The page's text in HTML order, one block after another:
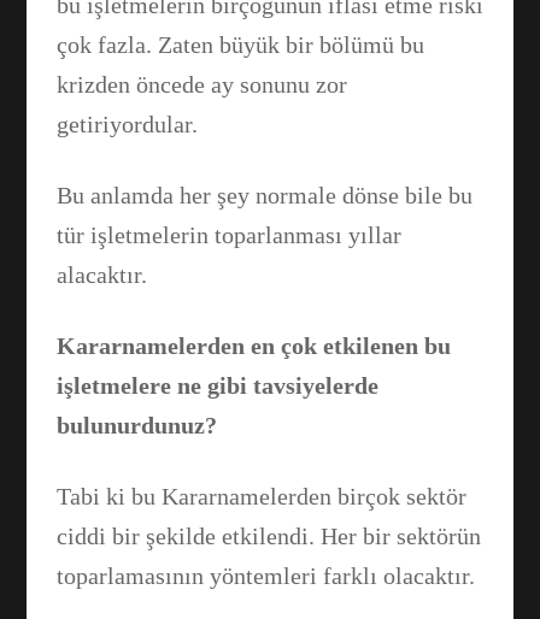
çok fazla. Zaten büyük bir bölümü bu
krizden öncede ay sonunu zor
getiriyordular.
Bu anlamda her şey normale dönse bile bu
tür işletmelerin toparlanması yıllar
alacaktır.
Kararnamelerden en çok etkilenen bu
işletmelere ne gibi tavsiyelerde
bulunurdunuz?
Tabi ki bu Kararnamelerden birçok sektör
ciddi bir şekilde etkilendi. Her bir sektörün
toparlamasının yöntemleri farklı olacaktır.